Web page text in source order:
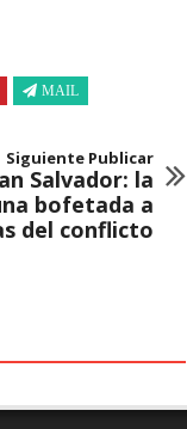
MAIL
Siguiente Publicar
Salvador: la
bofetada a
del conflicto